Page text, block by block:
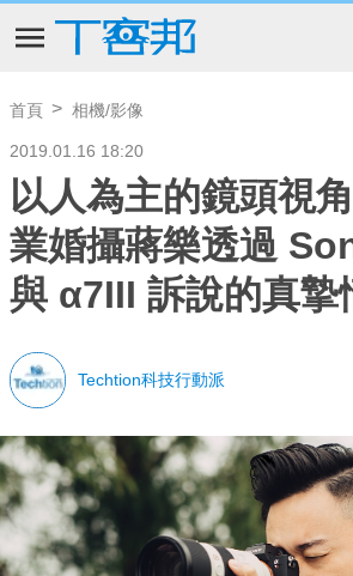
首頁 相機/影像
2019.01.16 18:20
以人為主的鏡頭視
業婚攝蔣樂透過
與 α7III 訴說的真摯
Techtion科技行動派